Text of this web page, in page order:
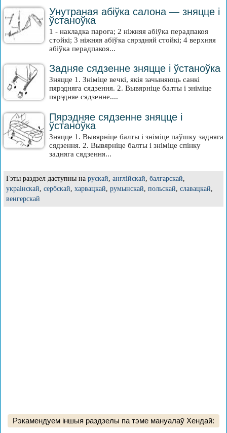
Унутраная абіўка салона — зняцце і
ўстаноўка
1 - накладка парога; 2 ніжняя абіўка перадпакоя
стойкі; 3 ніжняя абіўка сярэдняй стойкі; 4 верхняя
абіўка перадпакоя...
Задняе сядзенне зняцце і ўстаноўка
Зняцце 1. Зніміце вечкі, якія зачыняюць санкі
пярэдняга сядзення. 2. Вывярніце балты і зніміце
пярэдняе сядзенне....
Пярэдняе сядзенне зняцце і
ўстаноўка
Зняцце 1. Вывярніце балты і зніміце паўшку задняга
сядзення. 2. Вывярніце балты і зніміце спінку
задняга сядзення...
Гэты раздзел даступны на рускай, англійскай, балгарскай,
украінскай, сербскай, харвацкай, румынскай, польскай, славацкай,
венгерскай
Рэкамендуем іншыя раздзелы па тэме мануалаў Хендай: